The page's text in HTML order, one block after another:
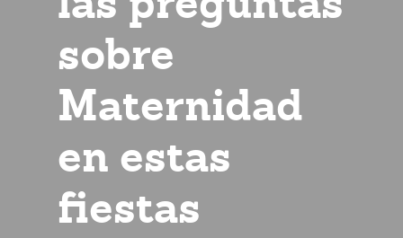
sobre
Maternidad
en estas
fiestas